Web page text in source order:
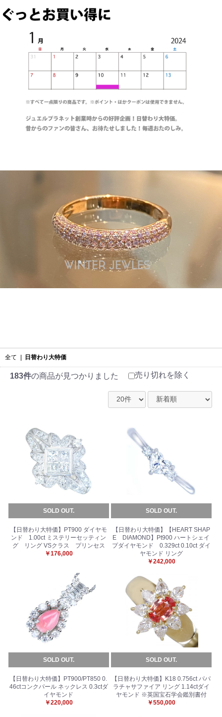
全て | 日替わり大特価
183件の商品が見つかりました 売り切れを除く
SOLD OUT.
【日替わり大特価】PT900 ダイヤモ
ンド 1.00ct ミステリーセッティン
グ リング VSクラス プリンセス
￥176,000
SOLD OUT.
【日替わり大特価】【HEART SHAP
E DIAMOND】Pt900 ハートシェイ
プダイヤモンド 0.329ct 0.10ct ダイ
ヤモンド リング
￥242,000
SOLD OUT.
【日替わり大特価】PT900/PT850 0.
46ctコンクパール ネックレス 0.3ctダ
イヤモンド
￥220,000
SOLD OUT.
【日替わり大特価】K18 0.756ct パパ
ラチャサファイア リング 1.14ctダイ
ヤモンド ※英国宝石学会鑑別書付
￥550,000